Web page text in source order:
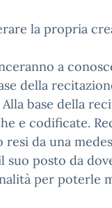
la propria
a
della
base della
e codificate.
da una
suo posto da
per poterle